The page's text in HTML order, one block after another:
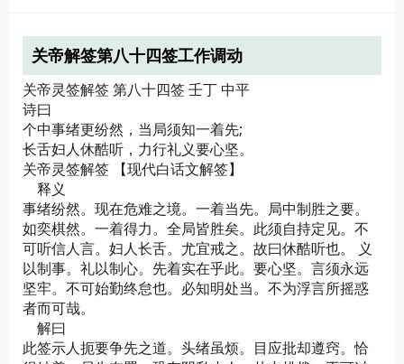
关帝解签第八十四签工作调动
关帝灵签解签 第八十四签 壬丁 中平
诗曰
个中事绪更纷然，当局须知一着先;
长舌妇人休酷听，力行礼义要心坚。
关帝灵签解签 【现代白话文解签】
释义
事绪纷然。现在危难之境。一着当先。局中制胜之要。
如奕棋然。一着得力。全局皆胜矣。此须自持定见。不
可听信人言。妇人长舌。尤宜戒之。故曰休酷听也。 义
以制事。礼以制心。先着实在乎此。要心坚。言须永远
坚牢。不可始勤终怠也。必知明处当。不为浮言所摇惑
者而可哉。
解曰
此签示人扼要争先之道。头绪虽烦。目应批却遵窍。恰